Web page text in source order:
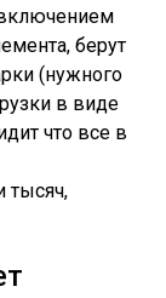
берут
(нужного
в виде
что все в
тысяч,